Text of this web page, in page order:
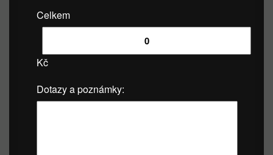
Celkem
Kč
Dotazy a poznámky: